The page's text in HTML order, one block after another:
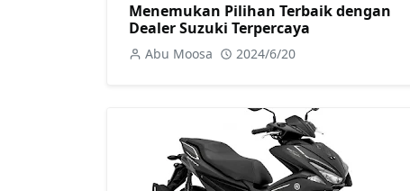
Menemukan Pilihan Terbaik dengan
Dealer Suzuki Terpercaya
Abu Moosa 2024/6/20